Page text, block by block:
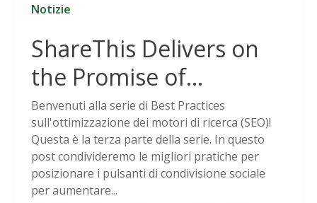
Notizie
ShareThis Delivers on
the Promise of
Cookieless Data
Solutions
Benvenuti alla serie di Best Practices
sull'ottimizzazione dei motori di ricerca (SEO)!
Questa è la terza parte della serie. In questo
post condivideremo le migliori pratiche per
posizionare i pulsanti di condivisione sociale
per aumentare...